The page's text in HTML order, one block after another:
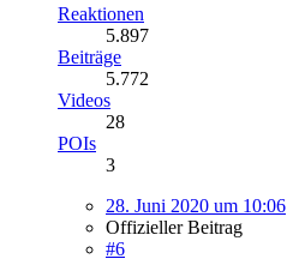
Reaktionen
5.897
Beiträge
5.772
Videos
28
POIs
3
28. Juni 2020 um 10:06
Offizieller Beitrag
#6